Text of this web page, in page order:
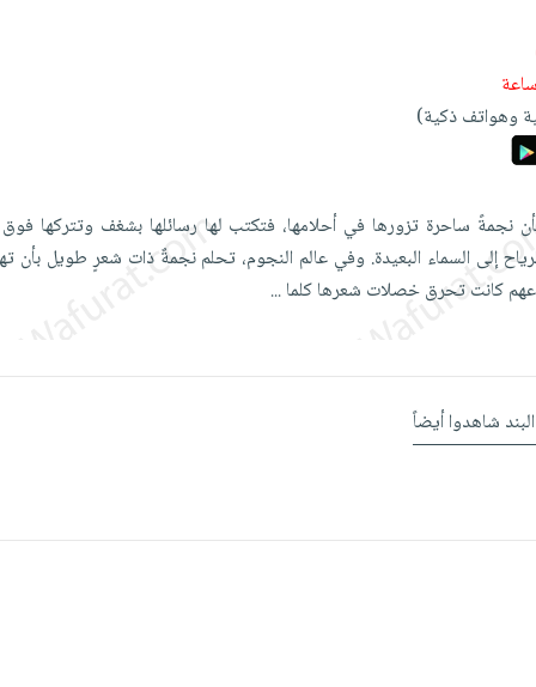
وهواتف ذكية)
نجمةً ساحرة تزورها في أحلامها، فتكتب لها رسائلها بشغف وتتركها
إلى السماء البعيدة. وفي عالم النجوم، تحلم نجمةٌ ذات شعرٍ طويل بأن
كانت تحرق خصلات شعرها كلما...
شاهدوا أيضاً